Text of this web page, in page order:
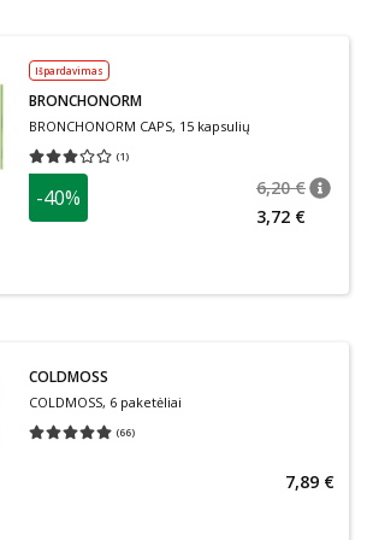
Išpardavimas
BRONCHONORM
BRONCHONORM CAPS, 15 kapsulių
(1)
Vidutinis įvertinimas 3.00
-40% 6,20 €
3,72 €
COLDMOSS
COLDMOSS, 6 paketėliai
(66)
Vidutinis įvertinimas 5.00
7,89 €